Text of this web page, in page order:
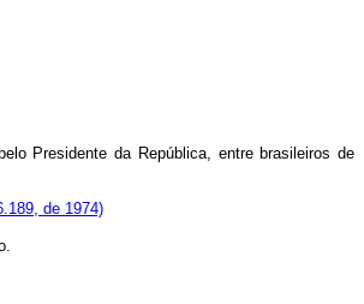
Presidente da República, entre brasileiros de
de 1974)